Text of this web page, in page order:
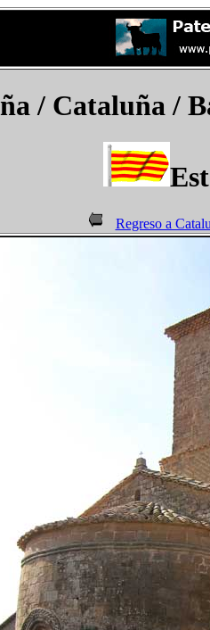
/ Cataluña /
Regreso a